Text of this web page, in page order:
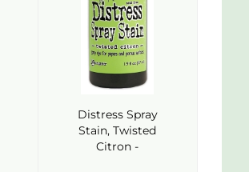
Distress Spray
Stain, Twisted
Citron -